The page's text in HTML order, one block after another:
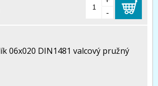
-
06x020 DIN1481 valcový pružný